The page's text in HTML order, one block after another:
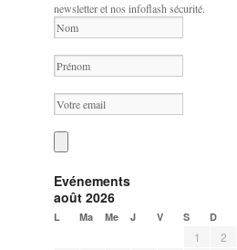
newsletter et nos infoflash sécurité.
Evénements
août 2026
L Ma Me J V S D
1
2